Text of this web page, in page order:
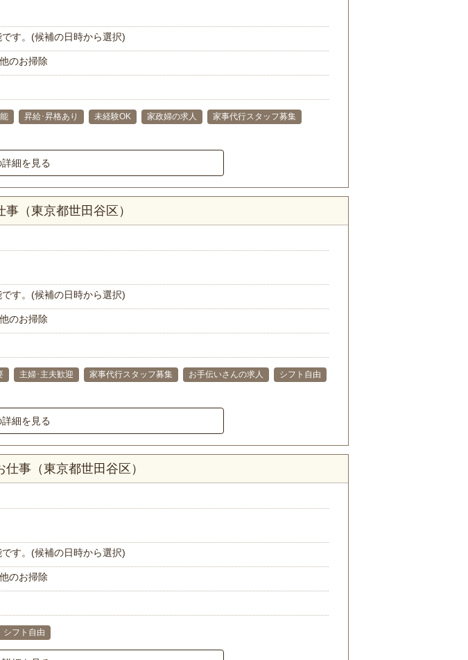
す。(候補の日時から選択)
のお掃除
昇給･昇格あり 未経験OK 家政婦の求人
家事代行スタッフ募集
細を見る
（東京都世田谷区）
す。(候補の日時から選択)
のお掃除
主婦･主夫歓迎 家事代行スタッフ募集 お手伝いさんの求人
シフト自由
細を見る
事（東京都世田谷区）
す。(候補の日時から選択)
のお掃除
シフト自由